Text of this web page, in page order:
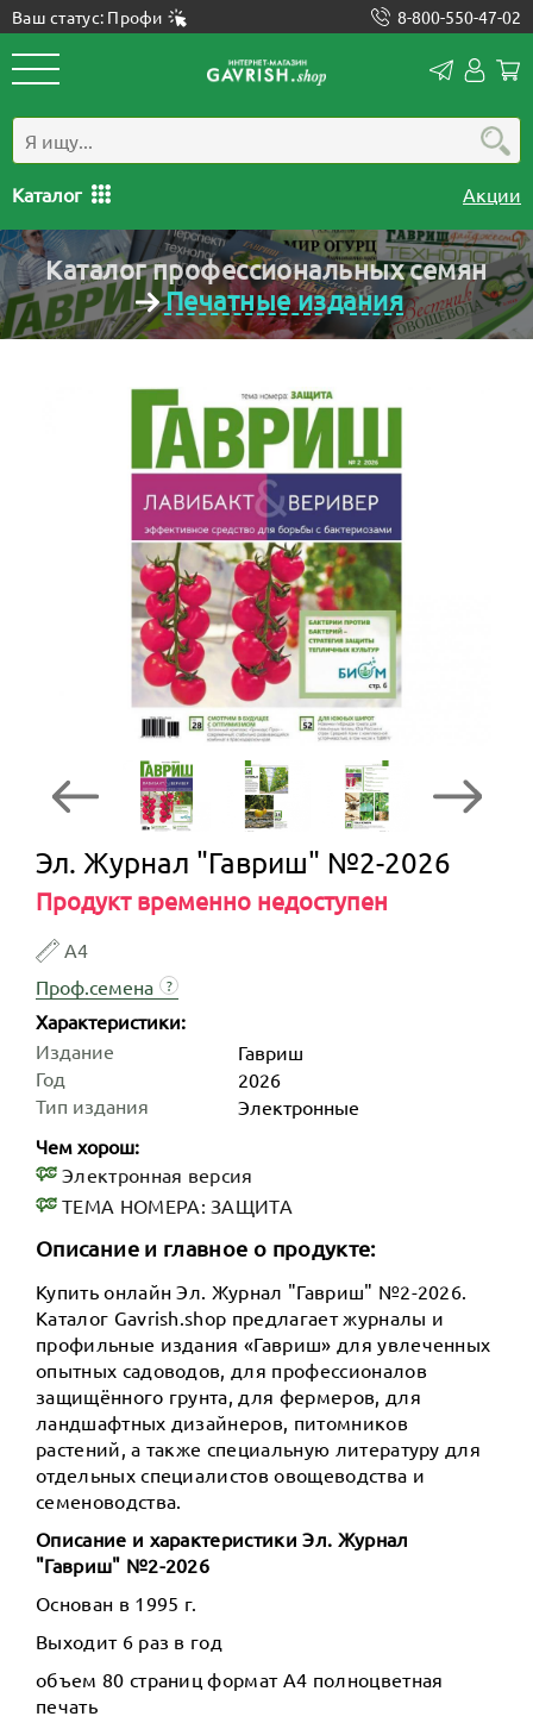
Ваш статус: Профи 8-800-550-47-02
Каталог Акции
Каталог профессиональных семян
Печатные издания
Эл. Журнал "Гавриш" №2-2026
Продукт временно недоступен
А4
Проф.семена
?
Характеристики:
Издание
Гавриш
Год
2026
Тип издания
Электронные
Чем хорош:
Электронная версия
ТЕМА НОМЕРА: ЗАЩИТА
Описание и главное о продукте:
Купить онлайн Эл. Журнал "Гавриш" №2-2026.
Каталог Gavrish.shop предлагает журналы и
профильные издания «Гавриш» для увлеченных
опытных садоводов, для профессионалов
защищённого грунта, для фермеров, для
ландшафтных дизайнеров, питомников
растений, а также специальную литературу для
отдельных специалистов овощеводства и
семеноводства.
Описание и характеристики Эл. Журнал
"Гавриш" №2-2026
Основан в 1995 г.
Выходит 6 раз в год
объем 80 страниц формат А4 полноцветная
печать